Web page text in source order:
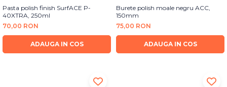
Pasta polish finish SurfACE P-
40XTRA, 250ml
70,00 RON
ADAUGA IN COS
Burete polish moale negru ACC,
150mm
75,00 RON
ADAUGA IN COS